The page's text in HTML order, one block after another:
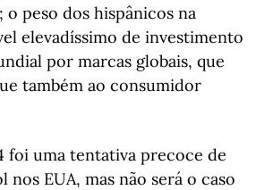
o peso dos hispânicos na
elevadíssimo de investimento
por marcas globais, que
também ao consumidor
foi uma tentativa precoce de
EUA, mas não será o caso